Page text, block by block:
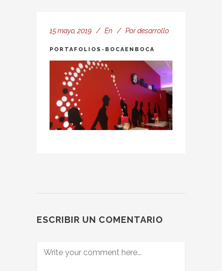
15 mayo, 2019 En Pordesarrollo
PORTAFOLIOS-BOCAENBOCA
ESCRIBIR UN COMENTARIO